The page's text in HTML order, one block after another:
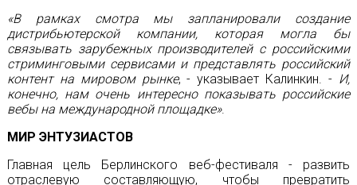
«В рамках смотра мы запланировали создание
дистрибьютерской компании, которая могла бы
связывать зарубежных производителей с российскими
стриминговыми сервисами и представлять российский
контент на мировом рынке, - указывает Калинкин. - И,
конечно, нам очень интересно показывать российские
вебы на международной площадке».
МИР ЭНТУЗИАСТОВ
Главная цель Берлинского веб-фестиваля - развить
отраслевую составляющую, чтобы превратить